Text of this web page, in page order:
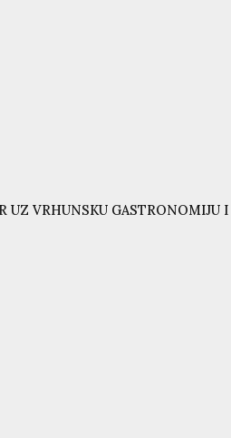
UZ VRHUNSKU GASTRONOMIJU I